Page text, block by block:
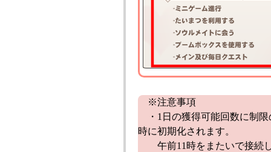
※注意事項
・1日の獲得可能回数に制限
時に初期化されます。
午前11時をまたいで接続し